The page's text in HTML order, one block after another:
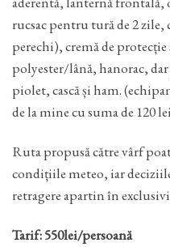
rucsac pentru tură de 2
perechi), cremă de
polyester/lână, hanorac,
piolet, cască și ham.
de la mine cu suma de 120
Ruta propusă către vârf
condițiile meteo, iar
retragere apartin în
Tarif: 550lei/persoană